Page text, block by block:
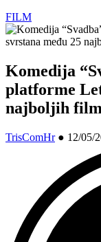
FILM
Komedija
platforme
najboljih
TrisComHr● 12/05/